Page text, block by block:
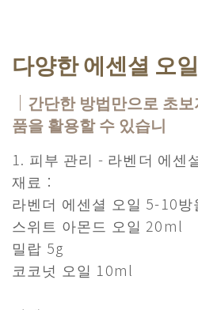
다양한 에센셜 오
｜간단한 방법만으로 초
품을 활용할 수 있습니
1. 피부 관리 - 라벤더 에센
재료：
라벤더 에센셜 오일 5-10방
스위트 아몬드 오일 20ml
밀랍 5g
코코넛 오일 10ml